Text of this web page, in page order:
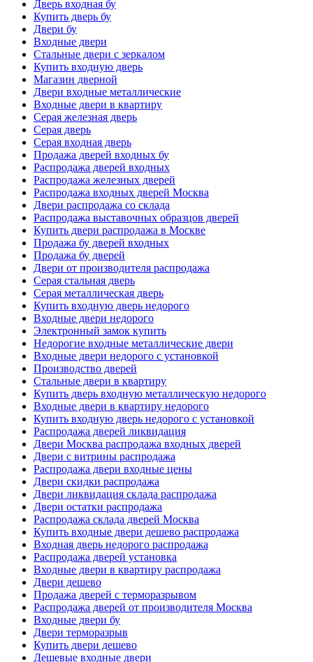
Дверь входная бу
Купить дверь бу
Двери бу
Входные двери
Стальные двери с зеркалом
Купить входную дверь
Магазин дверной
Двери входные металлические
Входные двери в квартиру
Серая железная дверь
Серая дверь
Серая входная дверь
Продажа дверей входных бу
Распродажа дверей входных
Распродажа железных дверей
Распродажа входных дверей Москва
Двери распродажа со склада
Распродажа выставочных образцов дверей
Купить двери распродажа в Москве
Продажа бу дверей входных
Продажа бу дверей
Двери от производителя распродажа
Серая стальная дверь
Серая металлическая дверь
Купить входную дверь недорого
Входные двери недорого
Электронный замок купить
Недорогие входные металлические двери
Входные двери недорого с установкой
Производство дверей
Стальные двери в квартиру
Купить дверь входную металлическую недорого
Входные двери в квартиру недорого
Купить входную дверь недорого с установкой
Распродажа дверей ликвидация
Двери Москва распродажа входных дверей
Двери с витрины распродажа
Распродажа двери входные цены
Двери скидки распродажа
Двери ликвидация склада распродажа
Двери остатки распродажа
Распродажа склада дверей Москва
Купить входные двери дешево распродажа
Входная дверь недорого распродажа
Распродажа дверей установка
Входные двери в квартиру распродажа
Двери дешево
Продажа дверей с терморазрывом
Распродажа дверей от производителя Москва
Входные двери бу
Двери терморазрыв
Купить двери дешево
Дешевые входные двери